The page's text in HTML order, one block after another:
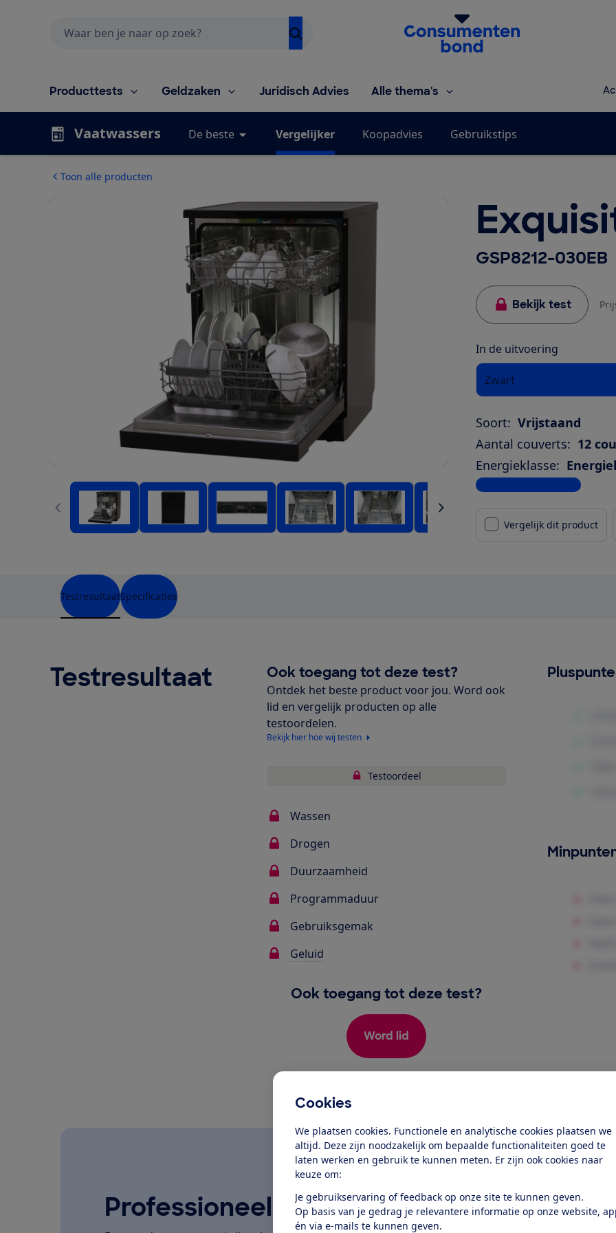
Cookies
We plaatsen cookies. Functionele en analytische cookies plaatsen we
altijd. Deze zijn noodzakelijk om bepaalde functionaliteiten goed te
laten werken en gebruik te kunnen meten. Er zijn ook cookies naar
keuze om:
Je gebruikservaring of feedback op onze site te kunnen geven.
Op basis van je gedrag je relevantere informatie op onze website,
én via e-mails te kunnen geven.
Homepage van de Consumentenbond
Producttests Geldzaken Juridisch Advies Alle thema's
Vaatwassers De beste Vergelijker Koopadvies Gebruikstips
Toon alle producten
GSP8212-030EB
Bekijk test
In de uitvoering
Zwart
Soort: Vrijstaand
Aantal couverts: 12
Energieklasse:
Bekijk alle specificaties
Vergelijk dit product
TestresultaatSpecificaties
Testresultaat Ook toegang tot deze test?
Ontdek het beste product voor jou. Word ook
lid en vergelijk producten op alle
testoordelen.
Bekijk hier hoe wij testen
Testoordeel
Wassen
Drogen
Duurzaamheid
Programmaduur
Gebruiksgemak
Geluid
Ook toegang tot deze test?
Word lid
Professioneel getest